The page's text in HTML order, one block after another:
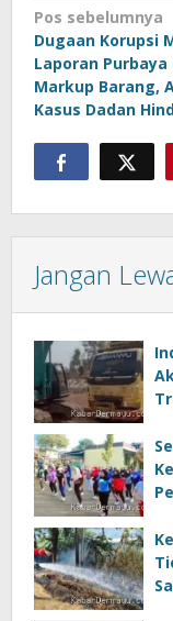
Navigasi
pos
Pos sebelumnya
Dugaan Korupsi
Laporan Purbaya
Markup Barang,
Kasus Dadan
Jangan